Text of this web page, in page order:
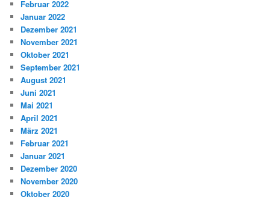
Februar 2022
Januar 2022
Dezember 2021
November 2021
Oktober 2021
September 2021
August 2021
Juni 2021
Mai 2021
April 2021
März 2021
Februar 2021
Januar 2021
Dezember 2020
November 2020
Oktober 2020